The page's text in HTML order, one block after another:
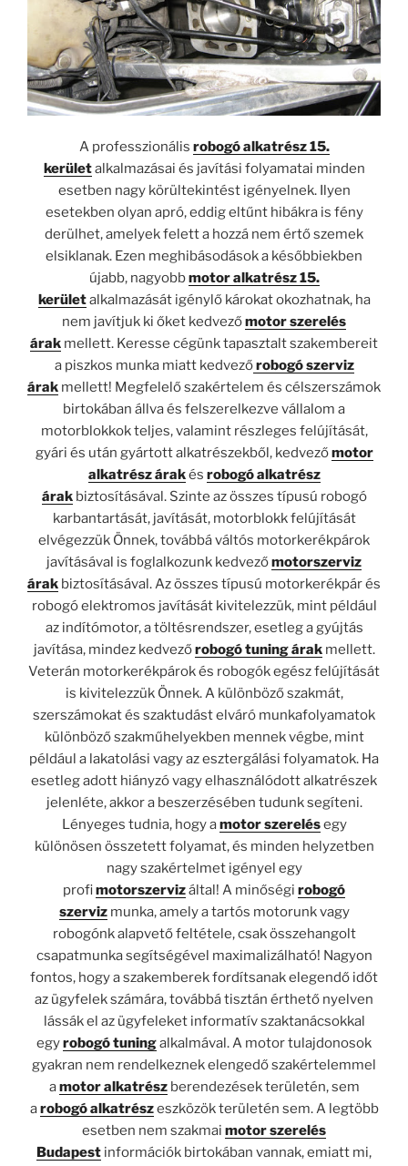
A professzionális robogó alkatrész 15.
kerületalkalmazásai és javítási folyamatai minden
esetben nagy körültekintést igényelnek. Ilyen
esetekben olyan apró, eddig eltűnt hibákra is fény
derülhet, amelyek felett a hozzá nem értő szemek
elsiklanak. Ezen meghibásodások a későbbiekben
újabb, nagyobbmotor alkatrész 15.
kerületalkalmazását igénylő károkat okozhatnak, ha
nem javítjuk ki őket kedvezőmotor szerelés
árak mellett. Keresse cégünk tapasztalt szakembereit
a piszkos munka miatt kedvezőrobogó szerviz
árak mellett! Megfelelő szakértelem és célszerszámok
birtokában állva és felszerelkezve vállalom a
motorblokkok teljes, valamint részleges felújítását,
gyári és után gyártott alkatrészekből, kedvezőmotor
alkatrész árakés robogó alkatrész
árakbiztosításával. Szinte az összes típusú robogó
karbantartását, javítását, motorblokk felújítását
elvégezzük Önnek, továbbá váltós motorkerékpárok
javításával is foglalkozunk kedvezőmotorszerviz
árak biztosításával. Az összes típusú motorkerékpár és
robogó elektromos javítását kivitelezzük, mint például
az indítómotor, a töltésrendszer, esetleg a gyújtás
javítása, mindez kedvezőrobogó tuning árakmellett.
Veterán motorkerékpárok és robogók egész felújítását
is kivitelezzük Önnek. A különböző szakmát,
szerszámokat és szaktudást elváró munkafolyamatok
különböző szakműhelyekben mennek végbe, mint
például a lakatolási vagy az esztergálási folyamatok. Ha
esetleg adott hiányzó vagy elhasználódott alkatrészek
jelenléte, akkor a beszerzésében tudunk segíteni.
Lényeges tudnia, hogy amotor szerelésegy
különösen összetett folyamat, és minden helyzetben
nagy szakértelmet igényel egy
profimotorszervizáltal! A minőségi robogó
szervizmunka, amely a tartós motorunk vagy
robogónk alapvető feltétele, csak összehangolt
csapatmunka segítségével maximalizálható! Nagyon
fontos, hogy a szakemberek fordítsanak elegendő időt
az ügyfelek számára, továbbá tisztán érthető nyelven
lássák el az ügyfeleket informatív szaktanácsokkal
egyrobogó tuningalkalmával. A motor tulajdonosok
gyakran nem rendelkeznek elengedő szakértelemmel
amotor alkatrészberendezések területén, sem
arobogó alkatrészeszközök területén sem. A legtöbb
esetben nem szakmai motor szerelés
Budapest információk birtokában vannak, emiatt mi,